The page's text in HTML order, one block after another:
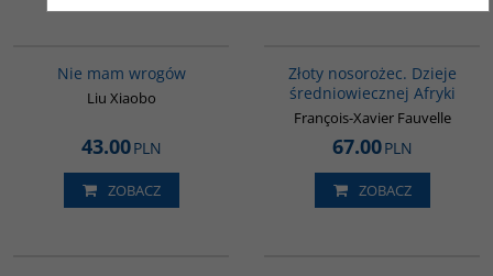
Nie mam wrogów
Liu Xiaobo
43.00PLN
ZOBACZ
Złoty nosorożec. Dzieje
średniowiecznej Afryki
François-Xavier Fauvelle
67.00PLN
ZOBACZ